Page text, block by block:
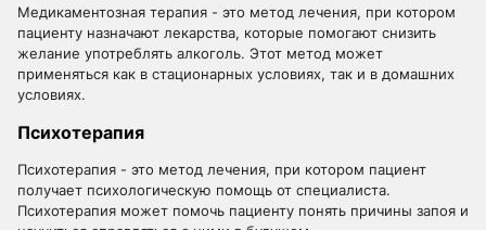
Медикаментозная терапия - это метод лечения, при котором
пациенту назначают лекарства, которые помогают снизить
желание употреблять алкоголь. Этот метод может
применяться как в стационарных условиях, так и в домашних
условиях.
Психотерапия
Психотерапия - это метод лечения, при котором пациент
получает психологическую помощь от специалиста.
Психотерапия может помочь пациенту понять причины запоя и